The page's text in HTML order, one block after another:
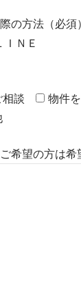
の方法（必須）
ＩＮＥ
談 物件
希望の方は希